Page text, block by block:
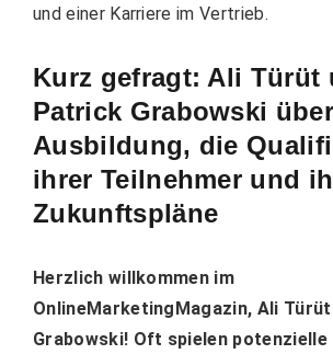
und einer Karriere im Vertrieb.
Kurz gefragt: Ali Türüt
Patrick Grabowski
Ausbildung, die
ihrer Teilnehmer und
Zukunftspläne
Herzlich willkommen im
OnlineMarketingMagazin, Ali
Grabowski! Oft spielen potenzielle